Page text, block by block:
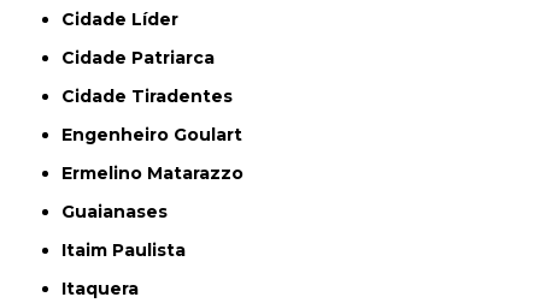
Cidade Líder
Cidade Patriarca
Cidade Tiradentes
Engenheiro Goulart
Ermelino Matarazzo
Guaianases
Itaim Paulista
Itaquera